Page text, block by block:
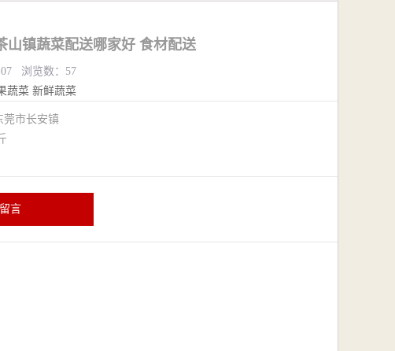
山镇蔬菜配送哪家好 食材配送
07 浏览数：57
蔬菜 新鲜蔬菜
莞市长安镇
言